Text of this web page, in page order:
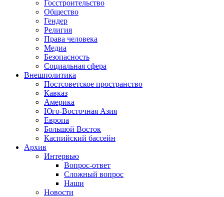
Госстроительство
Общество
Гендер
Религия
Права человека
Медиа
Безопасность
Социальная сфера
Внешполитика
Постсоветское пространство
Кавказ
Америка
Юго-Восточная Азия
Европа
Большой Восток
Каспийский бассейн
Архив
Интервью
Вопрос-ответ
Сложный вопрос
Наши
Новости